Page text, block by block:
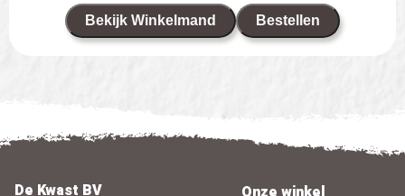
Bekijk Winkelmand Bestellen
De Kwast BV